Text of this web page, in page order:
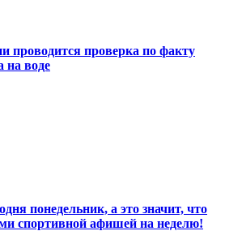
проводится проверка по факту
на воде
понедельник, а это значит, что
спортивной афишей на неделю!